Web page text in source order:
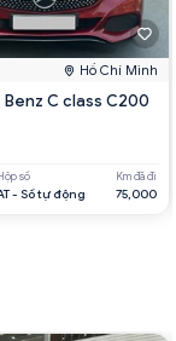
Hồ Chí Minh
C class C200
Hộp số
- Số tự động
Km đã đi
75,000